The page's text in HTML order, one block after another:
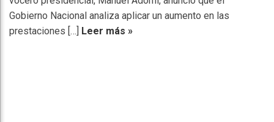
Gobierno Nacional analiza aplicar un aumento en las
prestaciones […] Leer más »